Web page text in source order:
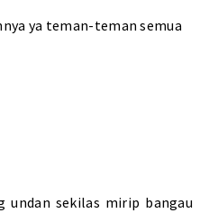
ya teman-teman semua
undan sekilas mirip bangau